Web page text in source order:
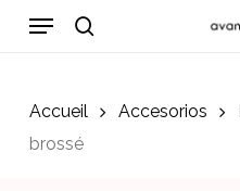
Menu
Accueil Accesorios
brossé